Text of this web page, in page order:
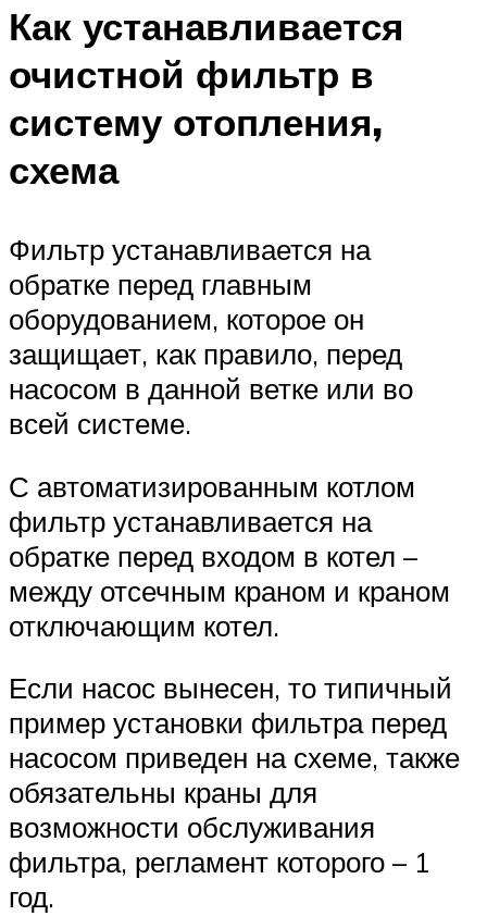
Как устанавливается
очистной фильтр в
систему отопления,
схема
Фильтр устанавливается на
обратке перед главным
оборудованием, которое он
защищает, как правило, перед
насосом в данной ветке или во
всей системе.
С автоматизированным котлом
фильтр устанавливается на
обратке перед входом в котел –
между отсечным краном и краном
отключающим котел.
Если насос вынесен, то типичный
пример установки фильтра перед
насосом приведен на схеме, также
обязательны краны для
возможности обслуживания
фильтра, регламент которого – 1
год.